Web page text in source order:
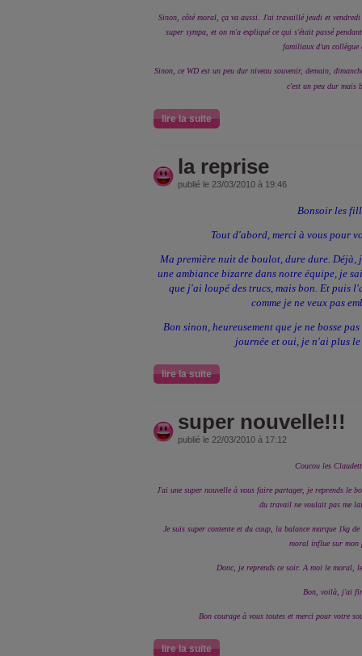
Sinon, côté moral, ça va aussi. J'ai travaillé jeudi et vendredi
super sympa, et on m'a expliqué ce qui s'était passé
familiaux d'un collègue
Sinon, ce WD est un peu dur niveau souvenir, demain,
c'est un peu dur mais
lire la suite
la reprise
publié le 23/03/2010 à 19:46
Bonsoir les
Tout d'abord, merci à vous pour
Ma première nuit de boulot, dure dure. Déjà,
une ambiance bizarre dans notre équipe, je
que j'ai loupé des trucs, mais bon. Et puis
comme je ne veux pas
Bon sinon, heureusement que je ne bosse
journée et oui, je n'ai plus
lire la suite
super nouvelle!!!
publié le 22/03/2010 à 17:12
Coucou les
J'ai une super nouvelle à vous faire partager, je reprends le
du travail ne voulait pas me
Je suis super contente et du coup, la balance marque 1kg
moral influe sur mon
Donc, je reprends ce soir. A moi le moral,
Bon, voilà, j'ai
Bon courage à vous toutes et merci pour votre
lire la suite